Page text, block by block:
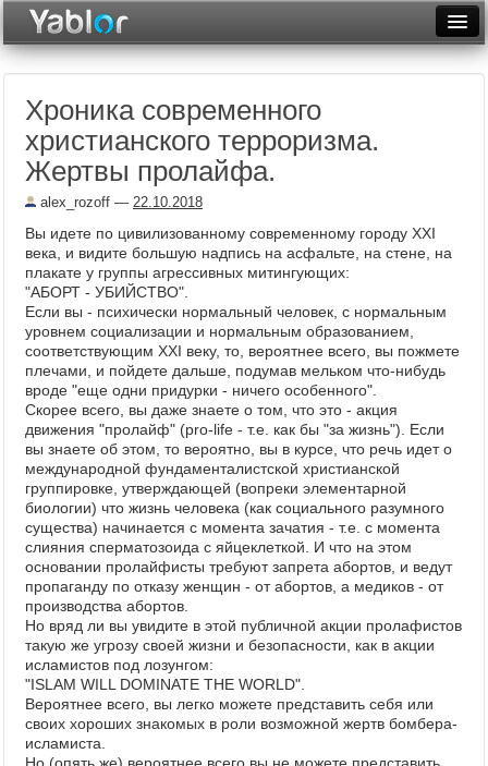
Неделя
Месяц
Архив
Фототоп
Видеотоп
Хроника современного
христианского терроризма.
Жертвы пролайфа.
alex_rozoff — 22.10.2018
Вы идете по цивилизованному современному городу XXI
века, и видите большую надпись на асфальте, на стене, на
плакате у группы агрессивных митингующих:
"АБОРТ - УБИЙСТВО".
Если вы - психически нормальный человек, с нормальным
уровнем социализации и нормальным образованием,
соответствующим XXI веку, то, вероятнее всего, вы пожмете
плечами, и пойдете дальше, подумав мельком что-нибудь
вроде "еще одни придурки - ничего особенного".
Скорее всего, вы даже знаете о том, что это - акция
движения "пролайф" (pro-life - т.е. как бы "за жизнь"). Если
вы знаете об этом, то вероятно, вы в курсе, что речь идет о
международной фундаменталистской христианской
группировке, утверждающей (вопреки элементарной
биологии) что жизнь человека (как социального разумного
существа) начинается с момента зачатия - т.е. с момента
слияния сперматозоида с яйцеклеткой. И что на этом
основании пролайфисты требуют запрета абортов, и ведут
пропаганду по отказу женщин - от абортов, а медиков - от
производства абортов.
Но вряд ли вы увидите в этой публичной акции пролафистов
такую же угрозу своей жизни и безопасности, как в акции
исламистов под лозунгом:
"ISLAM WILL DOMINATE THE WORLD".
Вероятнее всего, вы легко можете представить себя или
своих хороших знакомых в роли возможной жертв бомбера-
исламиста.